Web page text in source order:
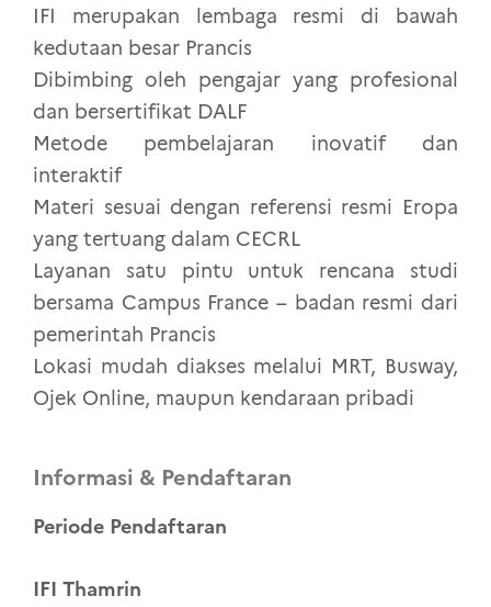
IFI merupakan lembaga resmi di bawah
kedutaan besar Prancis
Dibimbing oleh pengajar yang profesional
dan bersertifikat DALF
Metode pembelajaran inovatif dan
interaktif
Materi sesuai dengan referensi resmi Eropa
yang tertuang dalam CECRL
Layanan satu pintu untuk rencana studi
bersama Campus France – badan resmi dari
pemerintah Prancis
Lokasi mudah diakses melalui MRT, Busway,
Ojek Online, maupun kendaraan pribadi
Informasi & Pendaftaran
Periode Pendaftaran
IFI Thamrin